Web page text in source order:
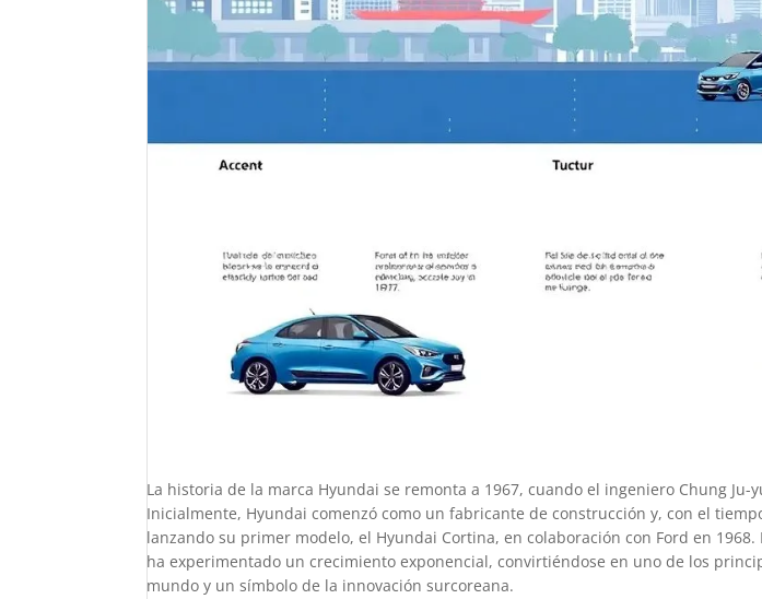
La historia de la marca Hyundai se remonta a 1967, cuando el ingeniero Chung
Inicialmente, Hyundai comenzó como un fabricante de construcción y, con el
lanzando su primer modelo, el Hyundai Cortina, en colaboración con Ford en
ha experimentado un crecimiento exponencial, convirtiéndose en uno de los
mundo y un símbolo de la innovación surcoreana.